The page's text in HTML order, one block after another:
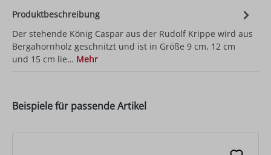
Produktbeschreibung
Der stehende König Caspar aus der Rudolf Krippe wird aus
Bergahornholz geschnitzt und ist in Größe 9 cm, 12 cm
und 15 cm lie… Mehr
Beispiele für passende Artikel